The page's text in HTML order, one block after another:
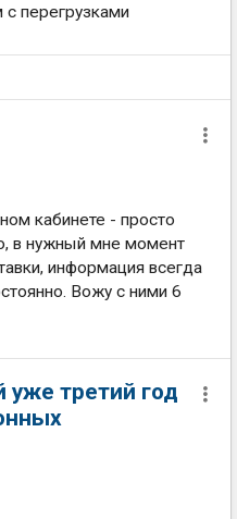
перегрузками
кабинете - просто
в нужный мне момент
информация всегда
Вожу с ними 6
третий год